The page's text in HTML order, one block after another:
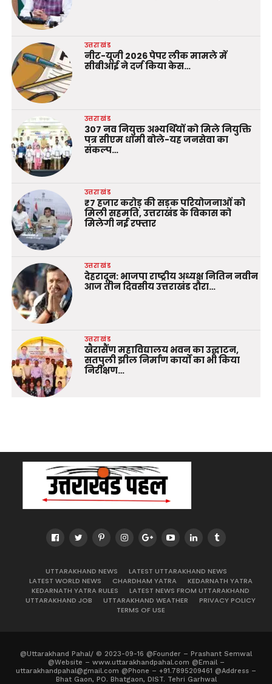
उत्तराखंड
नीट-यूजी 2026 पेपर लीक मामले में
सीबीआई ने दर्ज किया केस…
उत्तराखंड
307 नव नियुक्त अभ्यर्थियों को मिले नियुक्ति
पत्र सीएम धामी बोले-यह जनसेवा का
संकल्प…
उत्तराखंड
₹7 हजार करोड़ की सड़क परियोजनाओं को
मिली सहमति, उत्तराखंड के विकास को
मिलेगी नई रफ्तार
उत्तराखंड
देहरादून: भाजपा राष्ट्रीय अध्यक्ष नितिन नवीन
आज तीन दिवसीय उत्तराखंड दौरा…
उत्तराखंड
खैरासैंण महाविद्यालय भवन का उद्घाटन,
सतपुली झील निर्माण कार्यों का भी किया
निरीक्षण…
UTTARAKHAND NEWS
LATEST UTTARAKHAND NEWS
LATEST WORLD NEWS
CHARDHAM YATRA
KEDARNATH YATRA
KEDARNATH YATRA RULES
LATEST NEWS FROM UTTARAKHAND
UTTARAKHAND JOB
UTTARAKHAND WEATHER
PRIVACY POLICY
TERMS OF USE
@Uttarakhand Pahal/ © 2023-09-16 @Founder – Prashant Semwal
@Website – www.uttarakhandpahal.com @Email –
uttarakhandpahal@gmail.com @Phone – +91.7895209461 @Address –
Bhat Gaon, PO. Bhatgaon, DIST. Tehri Garhwal